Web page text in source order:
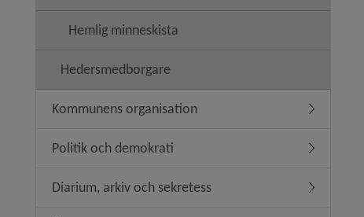
Hemlig minneskista
Hedersmedborgare
Kommunens organisation Undermeny
Politik och demokrati Undermeny
Diarium, arkiv och sekretess